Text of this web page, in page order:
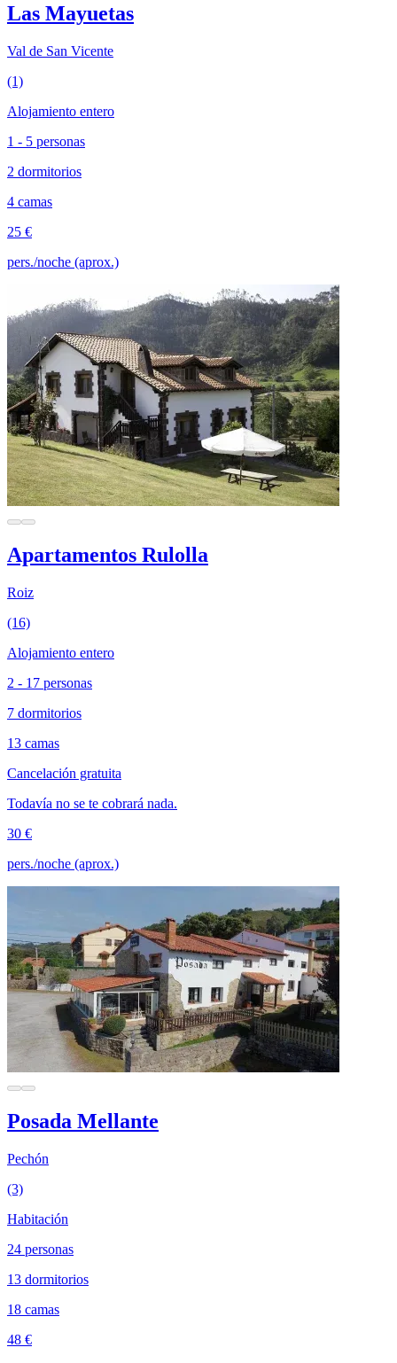
Las Mayuetas
Val de San Vicente
(1)
Alojamiento entero
1 - 5 personas
2 dormitorios
4 camas
25 €
pers./noche (aprox.)
Apartamentos Rulolla
Roiz
(16)
Alojamiento entero
2 - 17 personas
7 dormitorios
13 camas
Cancelación gratuita
Todavía no se te cobrará nada.
30 €
pers./noche (aprox.)
Posada Mellante
Pechón
(3)
Habitación
24 personas
13 dormitorios
18 camas
48 €